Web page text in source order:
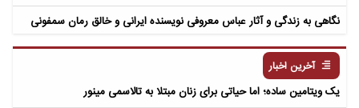
نگاهی به زندگی و آثار عباس معروفی نویسنده ایرانی و خالق رمان سمفونی
آخرین اخبار
یک ویتامین ساده؛ اما حیاتی برای زنان مبتلا به تالاسمی مینور